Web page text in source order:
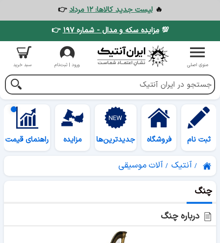
🔥لیست جدید کالاها: ۱۲ مرداد
👉
💯مزایده سکه و مدال - شماره ۱۹۷ 👉
منوی اصلی ورود | ثبت‌نام سبد خرید
ثبت نام فروشگاه جدیدترین‌ها مزایده راهنمای قیمت
آنتیک آلات موسیقی
چنگ
درباره چنگ